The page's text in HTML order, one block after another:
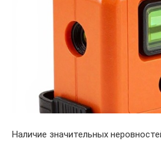
Наличие значительных